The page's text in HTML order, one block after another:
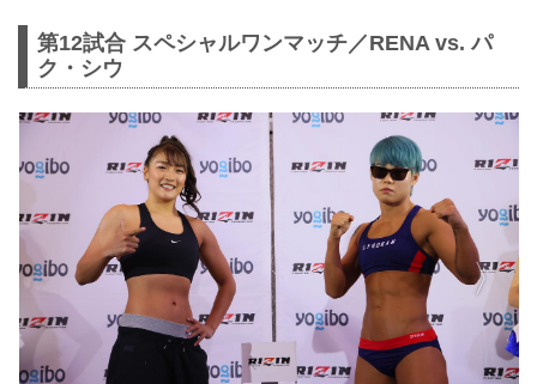
第12試合 スペシャルワンマッチ／RENA vs. パ
ク・シウ